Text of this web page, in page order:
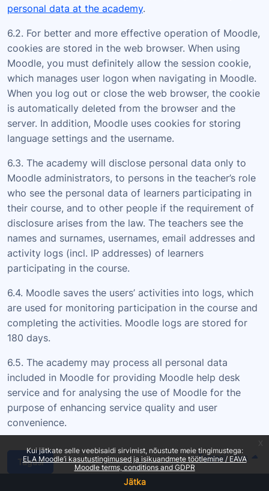
Kui jätkate selle veebisaidi sirvimist, nõustute meie tingimustega:
ELA Moodle’i kasutustingimused ja isikuandmete töötlemine / EAVA
Moodle terms, conditions and GDPR
Jätka
personal data at the academy.
6.2. For better and more effective operation of Moodle,
cookies are stored in the web browser. When using
Moodle, you must definitely allow the session cookie,
which manages user logon when navigating in Moodle.
When you log out or close the web browser, the cookie
is automatically deleted from the browser and the
server. In addition, Moodle uses cookies for storing
language settings and the username.
6.3. The academy will disclose personal data only to
Moodle administrators, to persons in the teacher’s role
who see the personal data of learners participating in
their course, and to other people if the requirement of
disclosure arises from the law. The teachers see the
names and surnames, usernames, email addresses and
activity logs (incl. IP addresses) of learners
participating in the course.
6.4. Moodle saves the users’ activities into logs, which
are used for monitoring participation in the course and
completing the activities. Moodle logs are stored for
180 days.
6.5. The academy may process all personal data
included in Moodle for providing Moodle help desk
service and for analysing the use of Moodle for the
purpose of enhancing service quality and user
convenience.
Tagasi Tagasi üles